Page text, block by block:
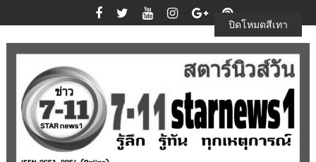
to
content
ปิดโหมดสีเทา